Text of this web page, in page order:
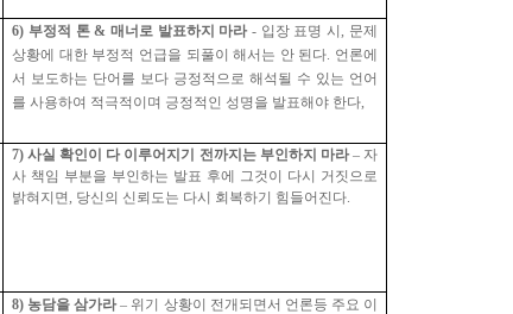
6) 부정적 톤& 매너로 발표하지 마라- 입장 표명 시
문제
상황에 대한 부정적 언급을 되풀이 해서는 안 된다 언론에
서 보도하는 단어를 보다 긍정적으로 해석될 수 있는 언어
를 사용하여 적극적이며 긍정적인 성명을 발표해야 한다
7)사실 확인이 다 이루어지기 전까지는 부인하지 마라 – 자
사 책임 부분을 부인하는 발표 후에 그것이 다시 거짓으로
밝혀지면
당신의 신뢰도는 다시 회복하기 힘들어진다
8) 농담을 삼가라– 위기 상황이 전개되면서 언론등 주요 이